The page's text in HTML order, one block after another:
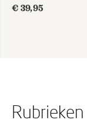
€ 39,95
Rubrieken